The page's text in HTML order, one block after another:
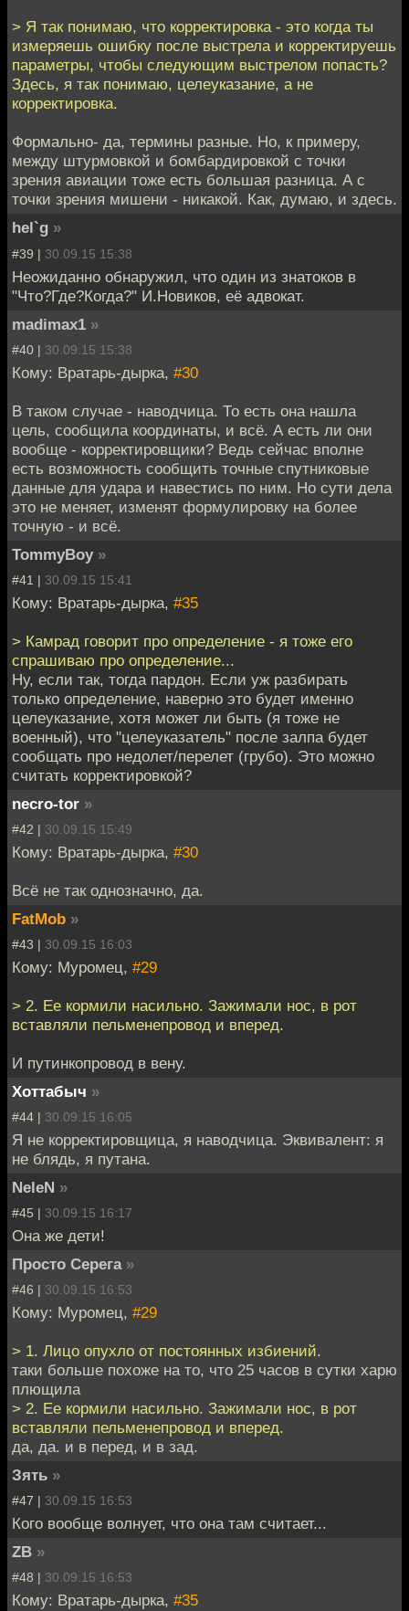
> Я так понимаю, что корректировка - это когда ты
измеряешь ошибку после выстрела и корректируешь
параметры, чтобы следующим выстрелом попасть?
Здесь, я так понимаю, целеуказание, а не
корректировка.
Формально- да, термины разные. Но, к примеру,
между штурмовкой и бомбардировкой с точки
зрения авиации тоже есть большая разница. А с
точки зрения мишени - никакой. Как, думаю, и здесь.
hel`g »
#39 | 30.09.15 15:38
Неожиданно обнаружил, что один из знатоков в
"Что?Где?Когда?" И.Новиков, её адвокат.
madimax1 »
#40 | 30.09.15 15:38
Кому: Вратарь-дырка, #30
В таком случае - наводчица. То есть она нашла
цель, сообщила координаты, и всё. А есть ли они
вообще - корректировщики? Ведь сейчас вполне
есть возможность сообщить точные спутниковые
данные для удара и навестись по ним. Но сути дела
это не меняет, изменят формулировку на более
точную - и всё.
TommyBoy »
#41 | 30.09.15 15:41
Кому: Вратарь-дырка, #35
> Камрад говорит про определение - я тоже его
спрашиваю про определение...
Ну, если так, тогда пардон. Если уж разбирать
только определение, наверно это будет именно
целеуказание, хотя может ли быть (я тоже не
военный), что "целеуказатель" после залпа будет
сообщать про недолет/перелет (грубо). Это можно
считать корректировкой?
necro-tor »
#42 | 30.09.15 15:49
Кому: Вратарь-дырка, #30
Всё не так однозначно, да.
FatMob »
#43 | 30.09.15 16:03
Кому: Муромец, #29
> 2. Ее кормили насильно. Зажимали нос, в рот
вставляли пельменепровод и вперед.
И путинкопровод в вену.
Хоттабыч »
#44 | 30.09.15 16:05
Я не корректировщица, я наводчица. Эквивалент: я
не блядь, я путана.
NeleN »
#45 | 30.09.15 16:17
Она же дети!
Просто Серега »
#46 | 30.09.15 16:53
Кому: Муромец, #29
> 1. Лицо опухло от постоянных избиений.
таки больше похоже на то, что 25 часов в сутки харю
плющила
> 2. Ее кормили насильно. Зажимали нос, в рот
вставляли пельменепровод и вперед.
да, да. и в перед, и в зад.
Зять »
#47 | 30.09.15 16:53
Кого вообще волнует, что она там считает...
ZB »
#48 | 30.09.15 16:53
Кому: Вратарь-дырка, #35